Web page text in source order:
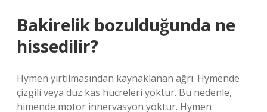
Bakirelik bozulduğunda ne
hissedilir?
Hymen yırtılmasından kaynaklanan ağrı. Hymende
çizgili veya düz kas hücreleri yoktur. Bu nedenle,
himende motor innervasyon yoktur. Hymen